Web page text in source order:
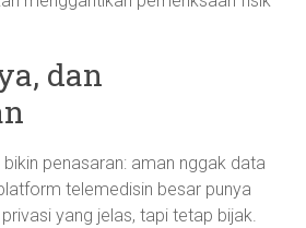
dan
penasaran: aman nggak data
telemedisin besar punya
yang jelas, tapi tetap bijak.